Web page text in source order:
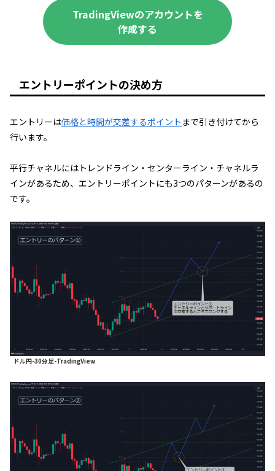
TradingViewのアカウントを
作成する
エントリーポイントの決め方
エントリーは価格と時間が交差するポイント まで引き付けてから
行います。
平行チャネルにはトレンドライン・センターライン・チャネルラ
インがあるため、エントリーポイントにも3つのパターンがあるの
です。
ドル円-30分足-TradingView